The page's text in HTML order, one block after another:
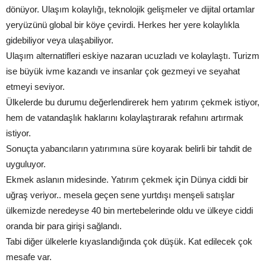
dönüyor. Ulaşım kolaylığı, teknolojik gelişmeler ve dijital ortamlar
yeryüzünü global bir köye çevirdi. Herkes her yere kolaylıkla
gidebiliyor veya ulaşabiliyor.
Ulaşım alternatifleri eskiye nazaran ucuzladı ve kolaylaştı. Turizm
ise büyük ivme kazandı ve insanlar çok gezmeyi ve seyahat
etmeyi seviyor.
Ülkelerde bu durumu değerlendirerek hem yatırım çekmek istiyor,
hem de vatandaşlık haklarını kolaylaştırarak refahını artırmak
istiyor.
Sonuçta yabancıların yatırımına süre koyarak belirli bir tahdit de
uyguluyor.
Ekmek aslanın midesinde. Yatırım çekmek için Dünya ciddi bir
uğraş veriyor.. mesela geçen sene yurtdışı menşeli satışlar
ülkemizde neredeyse 40 bin mertebelerinde oldu ve ülkeye ciddi
oranda bir para girişi sağlandı.
Tabi diğer ülkelerle kıyaslandığında çok düşük. Kat edilecek çok
mesafe var.